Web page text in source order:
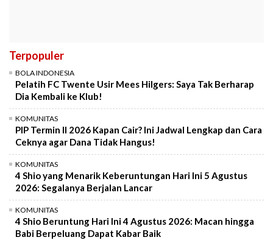
Terpopuler
BOLA INDONESIA
Pelatih FC Twente Usir Mees Hilgers: Saya Tak Berharap
Dia Kembali ke Klub!
KOMUNITAS
PIP Termin II 2026 Kapan Cair? Ini Jadwal Lengkap dan Cara
Ceknya agar Dana Tidak Hangus!
KOMUNITAS
4 Shio yang Menarik Keberuntungan Hari Ini 5 Agustus
2026: Segalanya Berjalan Lancar
KOMUNITAS
4 Shio Beruntung Hari Ini 4 Agustus 2026: Macan hingga
Babi Berpeluang Dapat Kabar Baik